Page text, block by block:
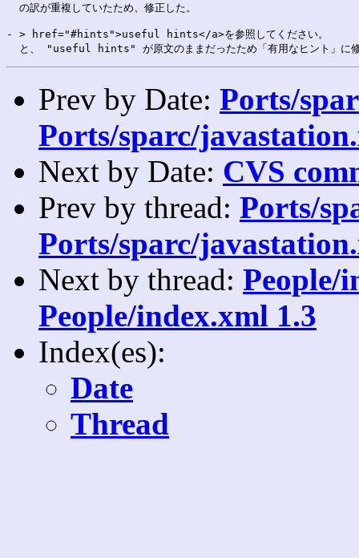
  の訳が重複していたため、修正した。
- > href="#hints">useful hints</a>を参照してください。
Prev by Date: Ports/
Ports/sparc/
Next by Date: CVS
Prev by thread: Ports/
Ports/sparc/
Next by thread: People/
People/index.xml 1.3
Index(es):
Date
Thread